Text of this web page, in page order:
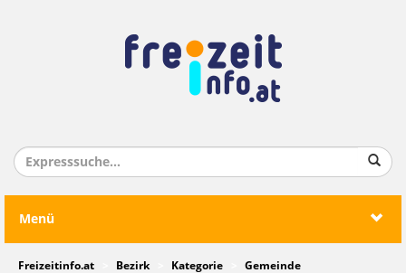
Menü
Freizeitinfo.at Bezirk Kategorie
Gemeinde